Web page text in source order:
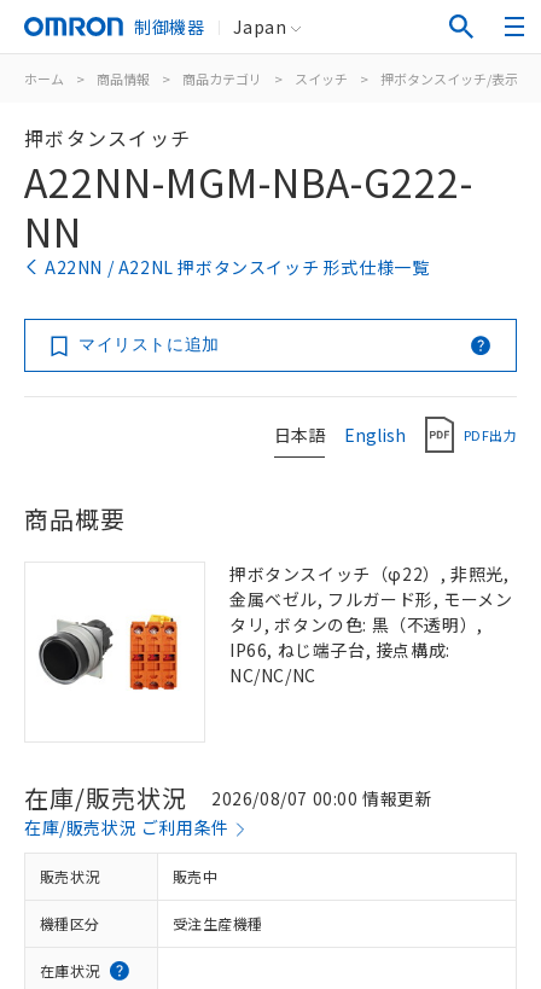
制御機器 Japan
ホーム > 商品情報 > 商品カテゴリ > スイッチ > 押ボタンスイッチ/表示灯
押ボタンスイッチ
A22NN-MGM-NBA-G222-
NN
A22NN / A22NL 押ボタンスイッチ 形式仕様一覧
マイリストに追加
日本語 English PDF出力
商品概要
押ボタンスイッチ（φ22）, 非照光,
金属ベゼル, フルガード形, モーメン
タリ, ボタンの色: 黒（不透明）,
IP66, ねじ端子台, 接点構成:
NC/NC/NC
在庫/販売状況
2026/08/07 00:00 情報更新
在庫/販売状況 ご利用条件
販売状況 販売中
機種区分 受注生産機種
在庫状況